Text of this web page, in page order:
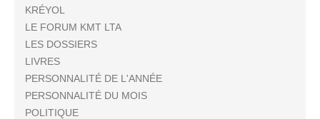
KRÉYOL
LE FORUM KMT LTA
LES DOSSIERS
LIVRES
PERSONNALITÉ DE L'ANNÉE
PERSONNALITÉ DU MOIS
POLITIQUE